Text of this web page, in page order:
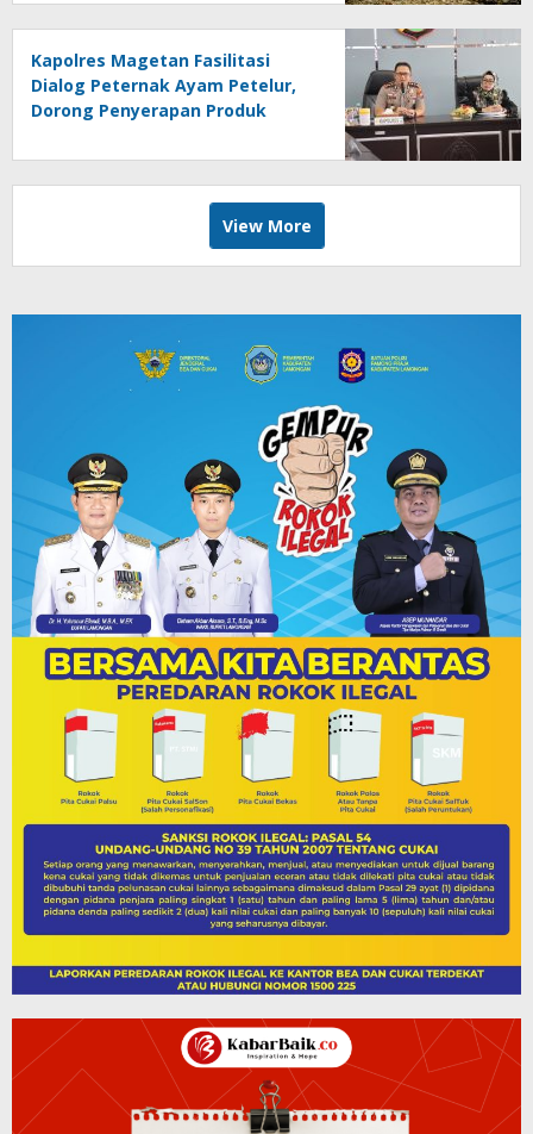
Kapolres Magetan Fasilitasi
Dialog Peternak Ayam Petelur,
Dorong Penyerapan Produk
View More